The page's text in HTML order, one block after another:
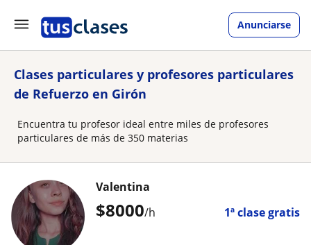
Anunciarse
Clases particulares y profesores particulares
de Refuerzo en Girón
Encuentra tu profesor ideal entre miles de profesores
particulares de más de 350 materias
$8000/h 1ª clase gratis
Valentina